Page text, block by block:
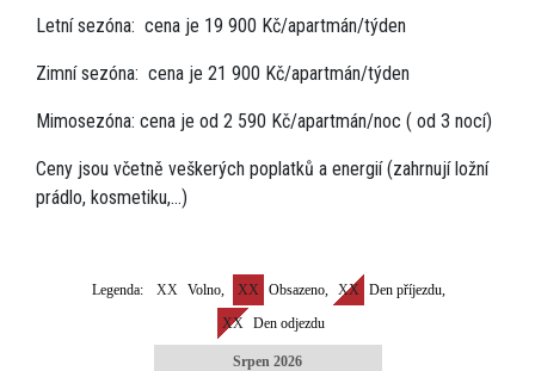
Letní sezóna: cena je 19 900 Kč/apartmán/týden
Zimní sezóna: cena je 21 900 Kč/apartmán/týden
Mimosezóna: cena je od 2 590 Kč/apartmán/noc ( od 3 nocí)
Ceny jsou včetně veškerých poplatků a energií (zahrnují ložní
prádlo, kosmetiku,...)